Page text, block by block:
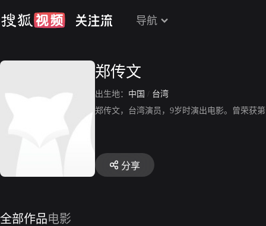
导航
郑传文
出生地： 中国 / 台湾
郑传文，台湾演员，9岁时演出电影。曾荣获
分享
全部作品电影